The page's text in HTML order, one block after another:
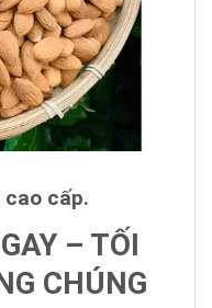
cao cấp.
– TỐI
CHÚNG